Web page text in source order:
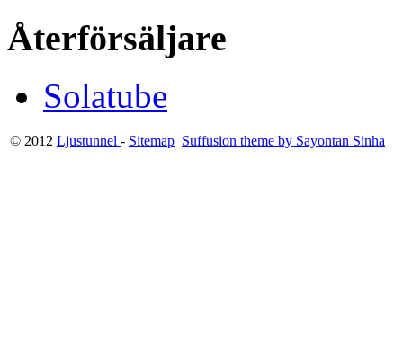
Återförsäljare
Solatube
© 2012 Ljustunnel - Sitemap Suffusion theme by Sayontan Sinha